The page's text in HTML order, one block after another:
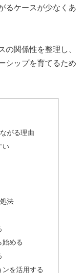
るケースが少なくあ
の関係性を整理し、
シップを育てるため
がる理由
い
法
始める
を活用する